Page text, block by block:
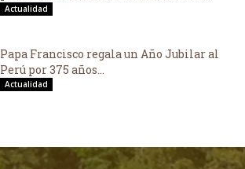
Actualidad
Papa Francisco regala un Año Jubilar al
Perú por 375 años...
Actualidad